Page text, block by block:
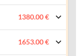
1380.00 €
1653.00 €